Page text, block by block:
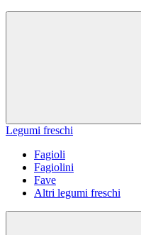
Legumi freschi
Fagioli
Fagiolini
Fave
Altri legumi freschi